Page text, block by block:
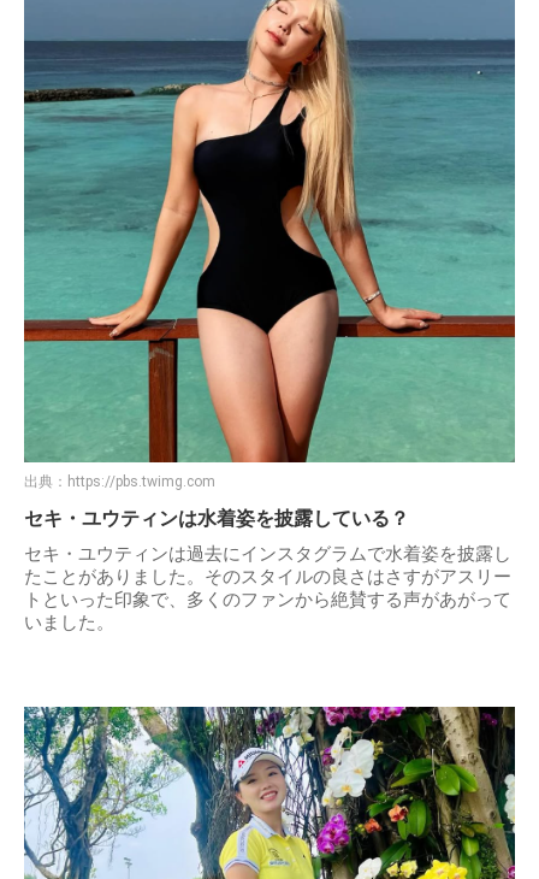
出典： https://pbs.twimg.com
セキ・ユウティンは水着姿を披露している？
セキ・ユウティンは過去にインスタグラムで水着姿を披露し
たことがありました。そのスタイルの良さはさすがアスリー
トといった印象で、多くのファンから絶賛する声があがって
いました。